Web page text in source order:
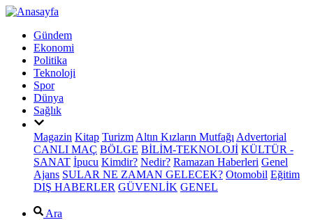
Gündem
Ekonomi
Politika
Teknoloji
Spor
Dünya
Sağlık
Magazin Kitap Turizm Altın Kızların Mutfağı Advertorial
CANLI MAÇ BÖLGE BİLİM-TEKNOLOJİ KÜLTÜR -
SANAT İpucu Kimdir? Nedir? Ramazan Haberleri Genel
Ajans SULAR NE ZAMAN GELECEK? Otomobil Eğitim
DIŞ HABERLER GÜVENLİK GENEL
Ara